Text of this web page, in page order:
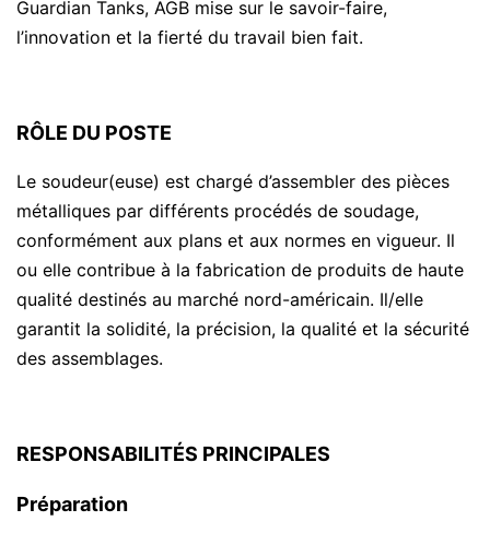
Guardian Tanks, AGB mise sur le savoir-faire,
l’innovation et la fierté du travail bien fait.
RÔLE DU POSTE
Le soudeur(euse) est chargé d’assembler des pièces
métalliques par différents procédés de soudage,
conformément aux plans et aux normes en vigueur. Il
ou elle contribue à la fabrication de produits de haute
qualité destinés au marché nord-américain. Il/elle
garantit la solidité, la précision, la qualité et la sécurité
des assemblages.
RESPONSABILITÉS PRINCIPALES
Préparation